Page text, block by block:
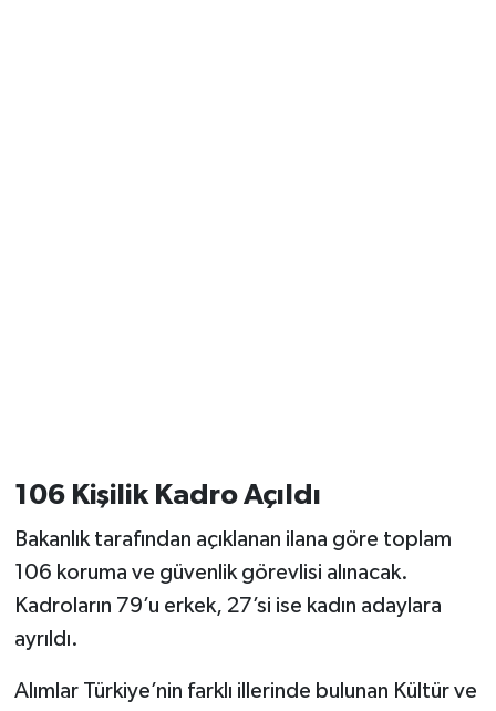
106 Kişilik Kadro Açıldı
Bakanlık tarafından açıklanan ilana göre toplam
106 koruma ve güvenlik görevlisi alınacak.
Kadroların 79’u erkek, 27’si ise kadın adaylara
ayrıldı.
Alımlar Türkiye’nin farklı illerinde bulunan Kültür ve